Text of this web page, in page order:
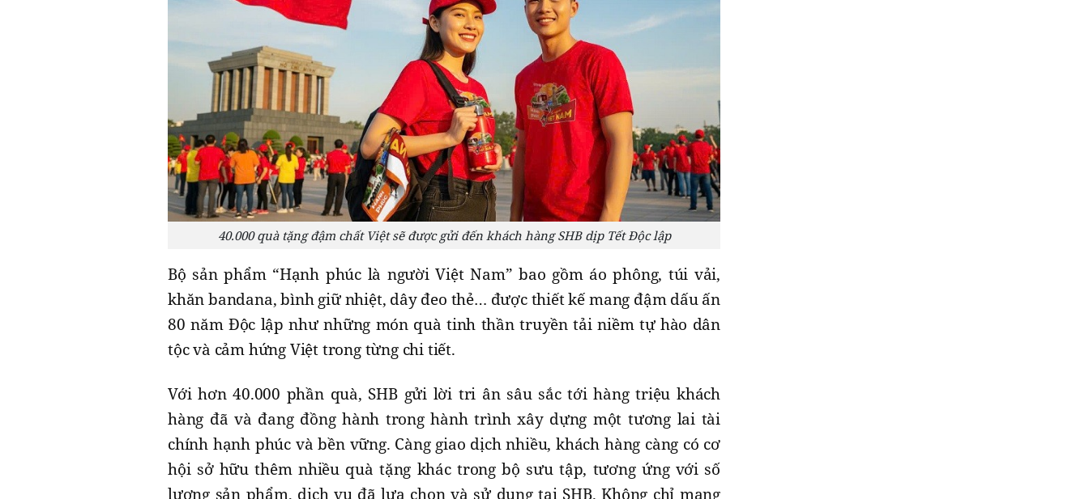
40.000 quà tặng đậm chất Việt sẽ được gửi đến khách hàng SHB dịp Tết Độc lập
Bộ sản phẩm “Hạnh phúc là người Việt Nam” bao gồm áo phông, túi vải,
khăn bandana, bình giữ nhiệt, dây đeo thẻ… được thiết kế mang đậm dấu ấn
80 năm Độc lập như những món quà tinh thần truyền tải niềm tự hào dân
tộc và cảm hứng Việt trong từng chi tiết.
Với hơn 40.000 phần quà, SHB gửi lời tri ân sâu sắc tới hàng triệu khách
hàng đã và đang đồng hành trong hành trình xây dựng một tương lai tài
chính hạnh phúc và bền vững. Càng giao dịch nhiều, khách hàng càng có cơ
hội sở hữu thêm nhiều quà tặng khác trong bộ sưu tập, tương ứng với số
lượng sản phẩm, dịch vụ đã lựa chọn và sử dụng tại SHB. Không chỉ mang